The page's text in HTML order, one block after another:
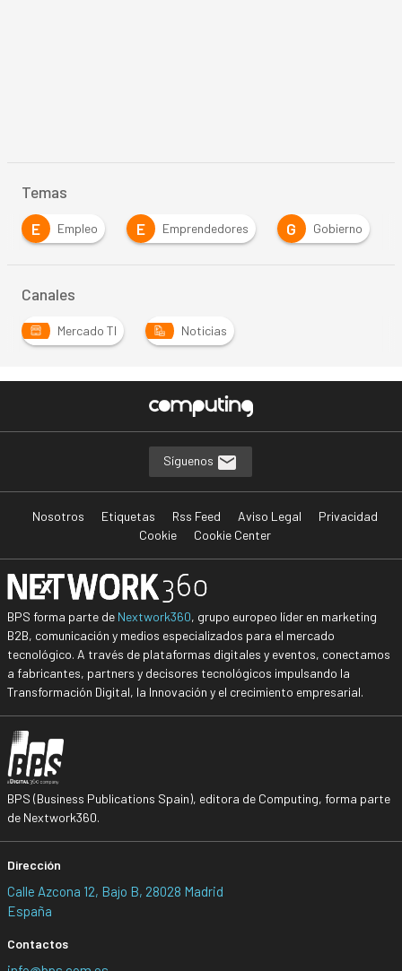
Temas
E
Empleo E Emprendedores G Gobierno
Canales
Mercado TI Noticias
Síguenos
Nosotros Etiquetas Rss Feed Aviso Legal
Privacidad
Cookie
Cookie Center
BPS forma parte de Nextwork360, grupo europeo líder en marketing
B2B, comunicación y medios especializados para el mercado
tecnológico. A través de plataformas digitales y eventos, conectamos
a fabricantes, partners y decisores tecnológicos impulsando la
Transformación Digital, la Innovación y el crecimiento empresarial.
BPS (Business Publications Spain), editora de Computing, forma parte
de Nextwork360.
Dirección
Calle Azcona 12, Bajo B, 28028 Madrid
España
Contactos